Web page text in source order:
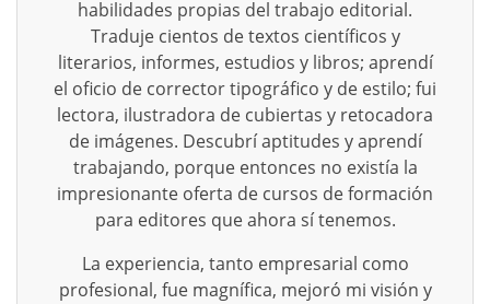
habilidades propias del trabajo editorial.
Traduje cientos de textos científicos y
literarios, informes, estudios y libros; aprendí
el oficio de corrector tipográfico y de estilo; fui
lectora, ilustradora de cubiertas y retocadora
de imágenes. Descubrí aptitudes y aprendí
trabajando, porque entonces no existía la
impresionante oferta de cursos de formación
para editores que ahora sí tenemos.
La experiencia, tanto empresarial como
profesional, fue magnífica, mejoró mi visión y